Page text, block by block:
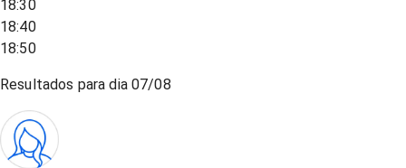
18:30
18:40
18:50
Resultados para dia07/08